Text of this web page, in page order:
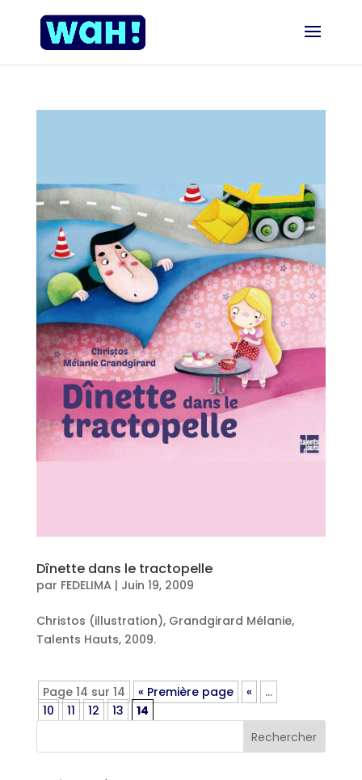
Dînette dans le tractopelle
par FEDELIMA | Juin 19, 2009
Christos (illustration), Grandgirard Mélanie,
Talents Hauts, 2009.
Page 14 sur 14 « Première page «
…
10
11 12 13 14